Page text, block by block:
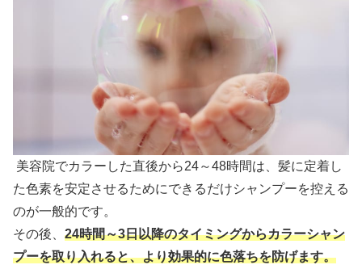
美容院でカラーした直後から24～48時間は、髪に定着し
た色素を安定させるためにできるだけシャンプーを控える
のが一般的です。
その後、 24時間～3日以降のタイミングからカラーシャン
プーを取り入れると、より効果的に色落ちを防げます。